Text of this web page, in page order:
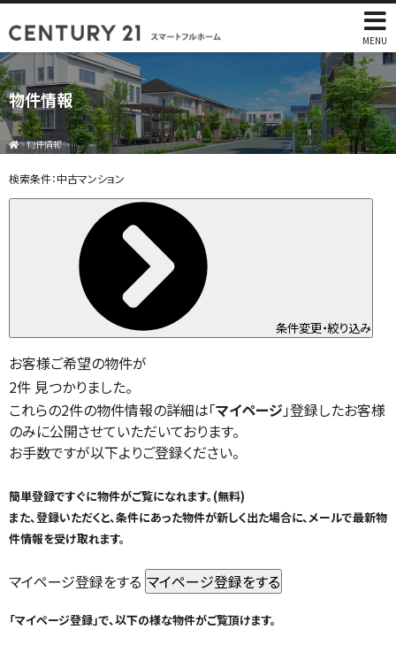
MENU
物件情報
>物件情報
検索条件：中古マンション
条件変更・絞り込み
お客様ご希望の物件が
2件 見つかりました。
これらの2件の物件情報の詳細は「マイページ」登録したお客様
のみに公開させていただいております。
お手数ですが以下よりご登録ください。
簡単登録ですぐに物件がご覧になれます。(無料)
また、登録いただくと、条件にあった物件が新しく出た場合に、メールで最新物
件情報を受け取れます。
マイページ登録をする
「マイページ登録」で、以下の様な物件がご覧頂けます。